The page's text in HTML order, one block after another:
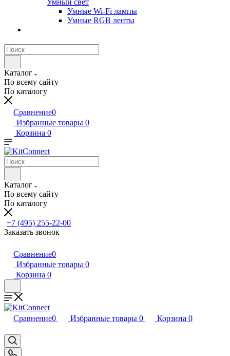
Умный свет
Умные Wi-Fi лампы
Умные RGB ленты
Каталог
По всему сайту
По каталогу
Сравнение0
Избранные товары 0
Корзина 0
Каталог
По всему сайту
По каталогу
+7 (495) 255-22-00
Заказать звонок
Сравнение0
Избранные товары 0
Корзина 0
Сравнение0 Избранные товары 0 Корзина 0